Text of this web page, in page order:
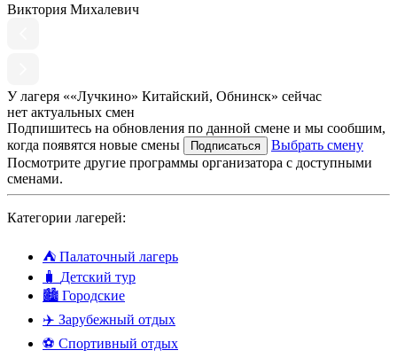
Виктория Михалевич
У лагеря ««Лучкино» Китайский, Обнинск» сейчас
нет актуальных смен
Подпишитесь на обновления по данной смене и мы сообшим,
когда появятся новые смены
Подписаться
Выбрать смену
Посмотрите другие программы организатора с доступными
сменами.
Категории лагерей:
⛺ Палаточный лагерь
🧳 Детский тур
🏙️ Городские
✈️ Зарубежный отдых
⚽ Спортивный отдых